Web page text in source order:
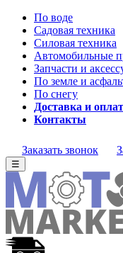
По воде
Садовая техника
Силовая техника
Автомобильные
Запчасти и
По земле и
По снегу
Доставка и
Контакты
Заказать звонок
☰